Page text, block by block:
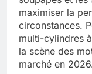
maximiser la
circonstances.
multi-cylindres
la scène des
marché en